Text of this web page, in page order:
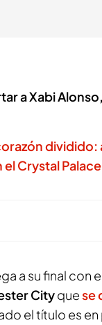
a Xabi
dividido:
Crystal Palace
a su final con
Cityquese
el título es en